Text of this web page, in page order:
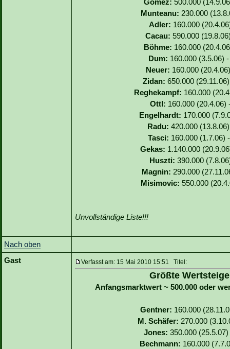
Gomez: 500.000
Munteanu: 230.000
Adler: 160.000
Cacau: 590.000
Böhme: 160.000
Dum: 160.000 (3.5.06)
Neuer: 160.000
Zidan: 650.000
Reghekampf: 160.000
Ottl: 160.000
Engelhardt: 170.000
Radu: 420.000
Tasci: 160.000 (1.7.06)
Gekas: 1.140.000
Huszti: 390.000
Magnin: 290.000
Misimovic: 550.000
Unvollständige Liste!!!
Nach oben
Gast
Verfasst am: 15 Mai 2010 15:51 Titel:
Größte
Anfangsmarktwert ~ 500.000 oder
Gentner: 160.000
M. Schäfer: 270.000
Jones: 350.000
Bechmann: 160.000